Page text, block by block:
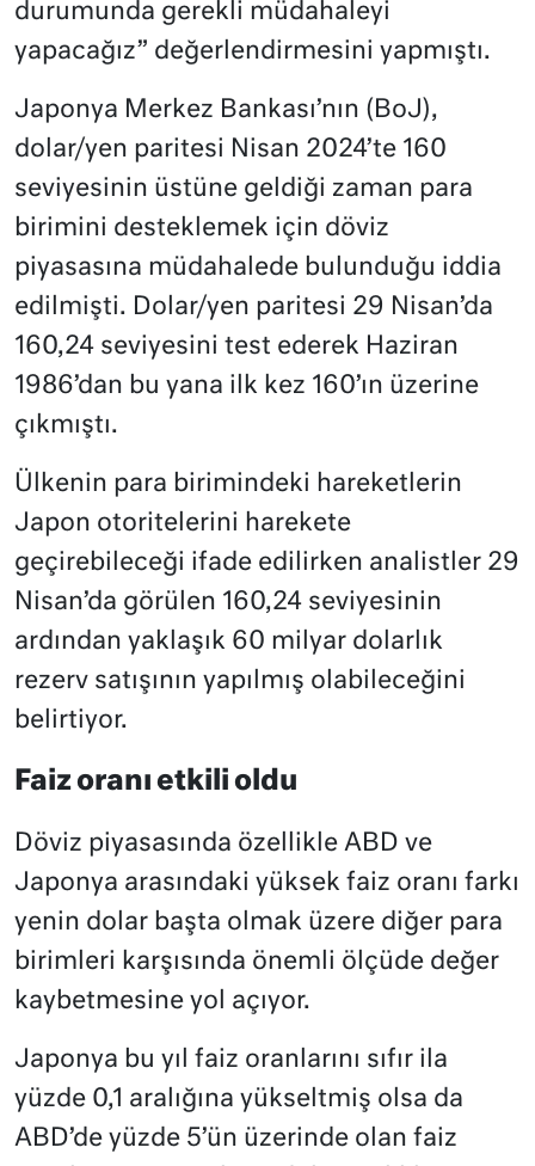
durumunda gerekli müdahaleyi
yapacağız” değerlendirmesini yapmıştı.
Japonya Merkez Bankası’nın (BoJ),
dolar/yen paritesi Nisan 2024’te 160
seviyesinin üstüne geldiği zaman para
birimini desteklemek için döviz
piyasasına müdahalede bulunduğu iddia
edilmişti. Dolar/yen paritesi 29 Nisan’da
160,24 seviyesini test ederek Haziran
1986’dan bu yana ilk kez 160’ın üzerine
çıkmıştı.
Ülkenin para birimindeki hareketlerin
Japon otoritelerini harekete
geçirebileceği ifade edilirken analistler 29
Nisan’da görülen 160,24 seviyesinin
ardından yaklaşık 60 milyar dolarlık
rezerv satışının yapılmış olabileceğini
belirtiyor.
Faiz oranı etkili oldu
Döviz piyasasında özellikle ABD ve
Japonya arasındaki yüksek faiz oranı farkı
yenin dolar başta olmak üzere diğer para
birimleri karşısında önemli ölçüde değer
kaybetmesine yol açıyor.
Japonya bu yıl faiz oranlarını sıfır ila
yüzde 0,1 aralığına yükseltmiş olsa da
ABD’de yüzde 5’ün üzerinde olan faiz